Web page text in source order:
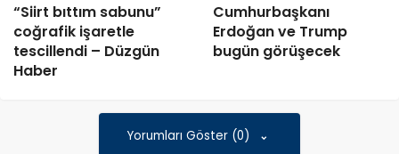
“Siirt bıttım sabunu”
coğrafik işaretle
tescillendi – Düzgün
Haber
Cumhurbaşkanı
Erdoğan ve Trump
bugün görüşecek
Yorumları Göster (0)